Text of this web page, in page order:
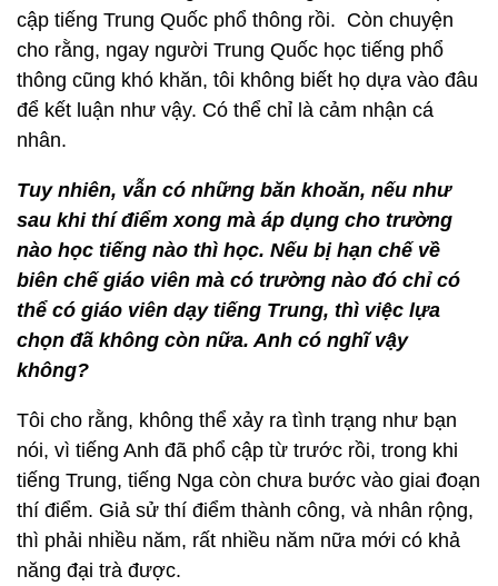
cập tiếng Trung Quốc phổ thông rồi. Còn chuyện
cho rằng, ngay người Trung Quốc học tiếng phổ
thông cũng khó khăn, tôi không biết họ dựa vào đâu
để kết luận như vậy. Có thể chỉ là cảm nhận cá
nhân.
Tuy nhiên, vẫn có những băn khoăn, nếu như
sau khi thí điểm xong mà áp dụng cho trường
nào học tiếng nào thì học. Nếu bị hạn chế về
biên chế giáo viên mà có trường nào đó chỉ có
thể có giáo viên dạy tiếng Trung, thì việc lựa
chọn đã không còn nữa. Anh có nghĩ vậy
không?
Tôi cho rằng, không thể xảy ra tình trạng như bạn
nói, vì tiếng Anh đã phổ cập từ trước rồi, trong khi
tiếng Trung, tiếng Nga còn chưa bước vào giai đoạn
thí điểm. Giả sử thí điểm thành công, và nhân rộng,
thì phải nhiều năm, rất nhiều năm nữa mới có khả
năng đại trà được.